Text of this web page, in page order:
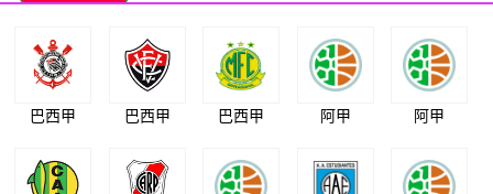
巴西甲 巴西甲 巴西甲 阿甲 阿甲